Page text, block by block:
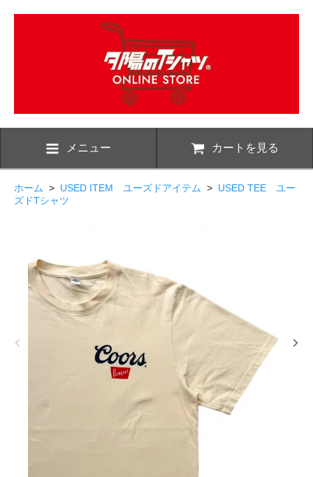
メニュー カートを見る
ホーム > USED ITEM ユーズドアイテム > USED TEE ユー
ズドTシャツ